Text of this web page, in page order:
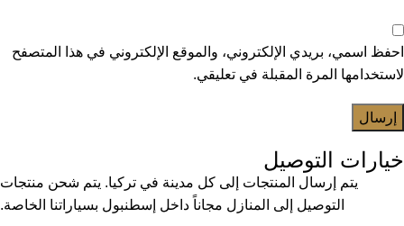
احفظ اسمي، بريدي الإلكتروني، والموقع الإلكتروني في هذا المتصفح
لاستخدامها المرة المقبلة في تعليقي.
خيارات التوصيل
يتم إرسال المنتجات إلى كل مدينة في تركيا. يتم شحن منتجات
التوصيل إلى المنازل مجاناً داخل إسطنبول بسياراتنا الخاصة.